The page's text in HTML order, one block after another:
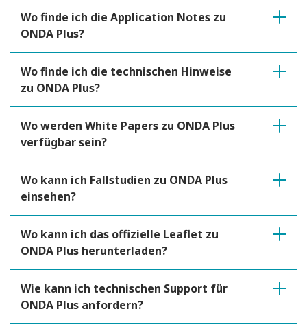
Wo finde ich die Application Notes zu
ONDA Plus?
Wo finde ich die technischen Hinweise
zu ONDA Plus?
Wo werden White Papers zu ONDA Plus
verfügbar sein?
Wo kann ich Fallstudien zu ONDA Plus
einsehen?
Wo kann ich das offizielle Leaflet zu
ONDA Plus herunterladen?
Wie kann ich technischen Support für
ONDA Plus anfordern?